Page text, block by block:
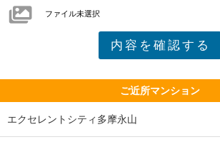
ファイル未選択
ご近所マンション
エクセレントシティ多摩永山